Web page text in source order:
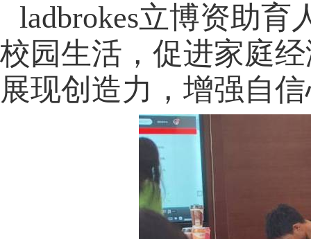
ladbrokes立博资助
校园生活，促进家庭
展现创造力，增强自